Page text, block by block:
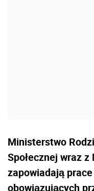
Ministerstwo
Społecznej wraz
zapowiadają
obowiązujących